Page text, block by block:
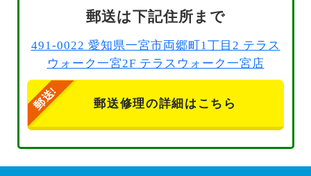
郵送は下記住所まで
491-0022 愛知県一宮市両郷町1丁目2 テラス
ウォーク一宮2F テラスウォーク一宮店
郵送修理の詳細はこちら